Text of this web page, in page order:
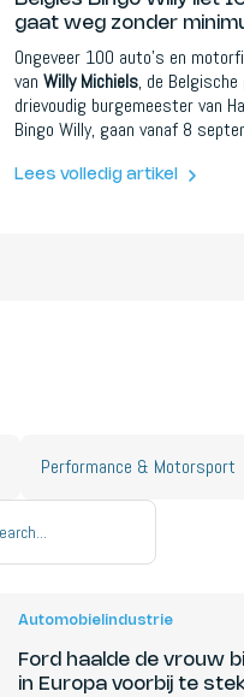
gaat weg zonder
Ongeveer 100 auto's en
vanWilly Michiels, de
drievoudig burgemeester van
Bingo Willy, gaan vanaf 8
van een 600 Pullman uit 1970
Lees volledig artikel
Performance & Motorsport
Automobielindustrie
Ford haalde de vrouw
in Europa voorbij te